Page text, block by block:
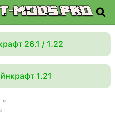
26.1 / 1.22
1.21
»